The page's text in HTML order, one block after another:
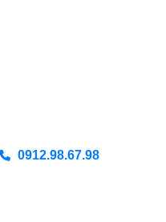
0912.98.67.98